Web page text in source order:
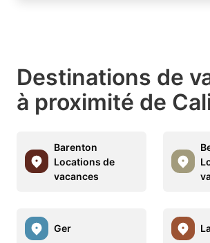
Destinations de
à proximité de
Barenton
Locations de
vacances
Ger